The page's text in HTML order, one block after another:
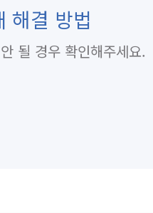
해결 방법
될 경우 확인해주세요.